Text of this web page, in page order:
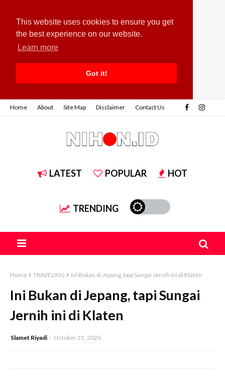
This website uses cookies to ensure you get
the best experience on our website.
Learn more
Got it!
Home About Site Map Disclaimer Contact Us
LATEST POPULAR HOT
TRENDING
Home TRAVELING Ini Bukan di Jepang, tapi Sungai Jernih ini di Klaten
Ini Bukan di Jepang, tapi Sungai
Jernih ini di Klaten
Slamet Riyadi October 25, 2020